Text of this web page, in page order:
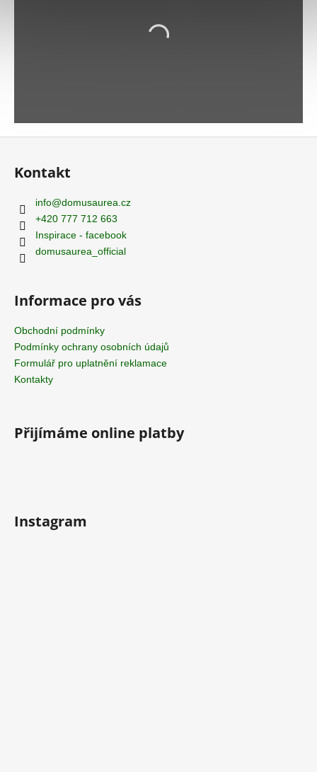
Z
Kontakt
info@domusaurea.cz
+420 777 712 663
Inspirace - facebook
domusaurea_official
Informace pro vás
Obchodní podmínky
Podmínky ochrany osobních údajů
Formulář pro uplatnění reklamace
Kontakty
Přijímáme online platby
Instagram